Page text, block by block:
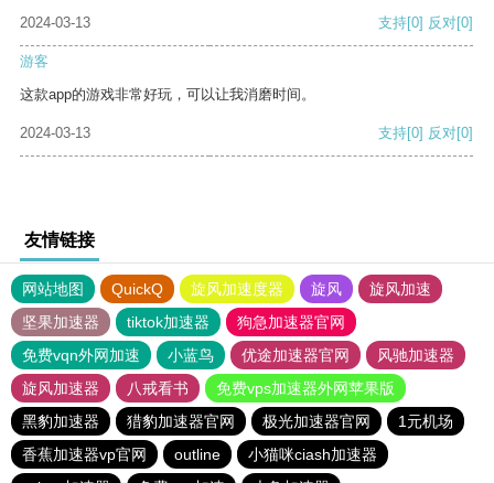
2024-03-13 支持[0] 反对[0]
游客
这款app的游戏非常好玩，可以让我消磨时间。
2024-03-13 支持[0] 反对[0]
友情链接
网站地图 QuickQ 旋风加速度器 旋风
旋风加速
坚果加速器
tiktok加速器
狗急加速器官网
免费vqn外网加速
小蓝鸟 优途加速器官网
风驰加速器
旋风加速器
八戒看书
免费vps加速器外网苹果版
黑豹加速器
猎豹加速器官网 极光加速器官网
1元机场
香蕉加速器vp官网
outline
小猫咪ciash加速器